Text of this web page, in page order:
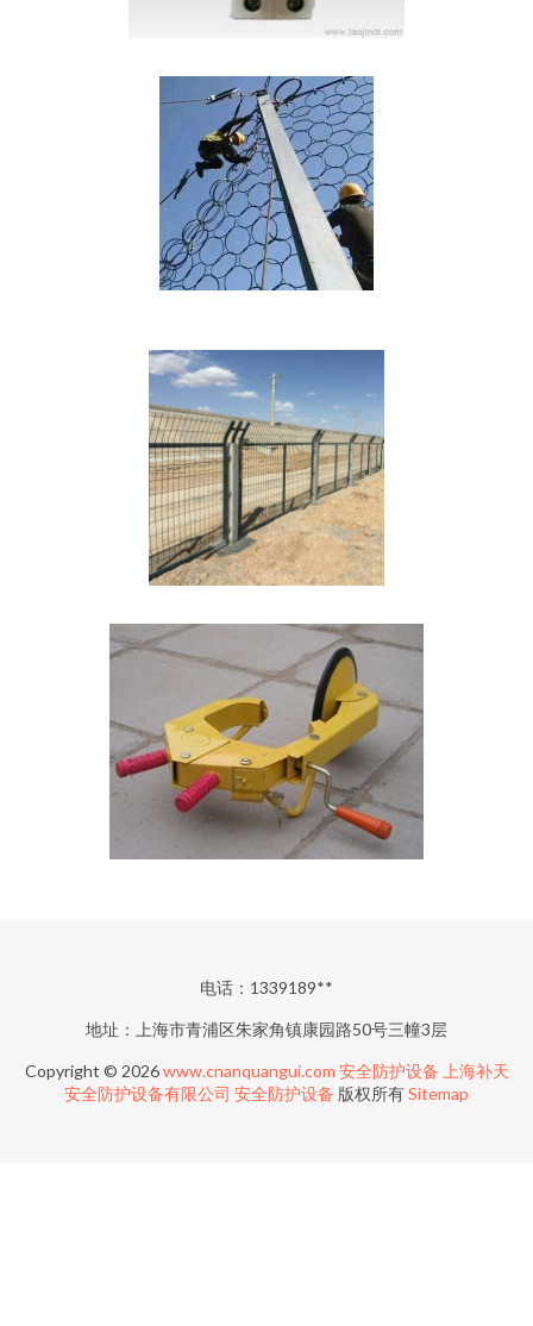
电话：1339189**
地址：上海市青浦区朱家角镇康园路50号三幢3层
Copyright © 2026www.cnanquangui.com 安全防护设备 上海补天
安全防护设备有限公司 安全防护设备 版权所有Sitemap